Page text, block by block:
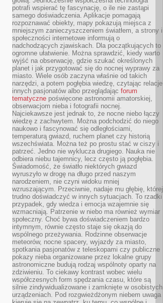
potrafi wspierać tę fascynację, o ile nie zastąpi
samego doświadczenia. Aplikacje pomagają
rozpoznawać obiekty, mapy pokazują miejsca z
mniejszym zanieczyszczeniem światłem, a strony i
społeczności internetowe informują o
nadchodzących zjawiskach. Dla początkujących to
ogromne ułatwienie. Można sprawdzić, kiedy warto
wyjść na obserwację, gdzie szukać określonych
planet i jak przygotować się do nocnej wyprawy za
miasto. Wiele osób zaczyna właśnie od takich
narzędzi, a potem pogłębia wiedzę, czytając relacje
innych pasjonatów albo przeglądając forum
tematyczne poświęcone astronomii amatorskiej,
obserwacjom nieba i fotografii nocnej.
Najciekawsze jest jednak to, że nocne niebo łączy
wiedzę z zachwytem. Można podchodzić do niego
naukowo i fascynować się odległościami,
temperaturą gwiazd, ruchem planet czy historią
wszechświata. Można też po prostu stać w ciszy i
patrzeć. Jedno nie wyklucza drugiego. Nauka nie
odbiera niebu tajemnicy, lecz często ją pogłębia.
Świadomość, że światło niektórych gwiazd
wyruszyło w drogę na długo przed naszym
narodzeniem, nie czyni widoku mniej
wzruszającym. Przeciwnie, nadaje mu głębię, której
trudno doświadczyć w innych sytuacjach. To rzadki
przypadek, gdy wiedza i emocja wzajemnie się
wzmacniają. Patrzenie w niebo ma również wymiar
społeczny. Choć bywa doświadczeniem bardzo
intymnym, równie często staje się okazją do
wspólnego przeżywania. Rodzinne obserwacje
meteorów, nocne spacery, wyjazdy za miasto,
spotkania pasjonatów z teleskopami czy publiczne
pokazy nieba organizowane przez lokalne grupy
astronomiczne budują rodzaj wspólnoty oparty na
zdziwieniu. To ciekawy kontrast wobec wielu
współczesnych form spędzania czasu, które są
silnie zindywidualizowane i zamknięte w osobistych
urządzeniach. Pod rozgwieżdżonym niebem uwaga